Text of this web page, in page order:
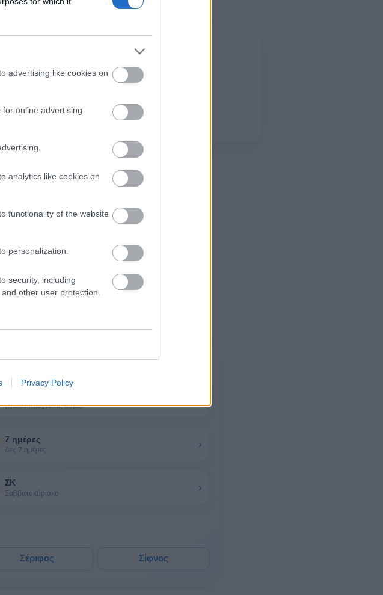
advertising like cookies on
online advertising
analytics like cookies on
functionality of the website
personalization.
security, including
other user protection.
Privacy Policy
Ωριαία πρόγνωση αύριο
7 ημέρες
Δες 7 ημέρες ›
ΣΚ
Σαββατοκύριακο ›
Σέριφος Σίφνος